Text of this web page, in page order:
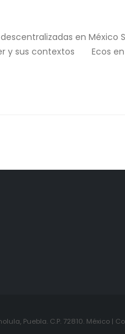
en México
y sus contextos Ecos en
Puebla. C.P. 72810. México |